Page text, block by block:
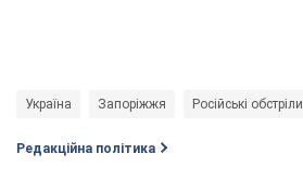
Україна Запоріжжя Російські обстріли
Редакційна політика